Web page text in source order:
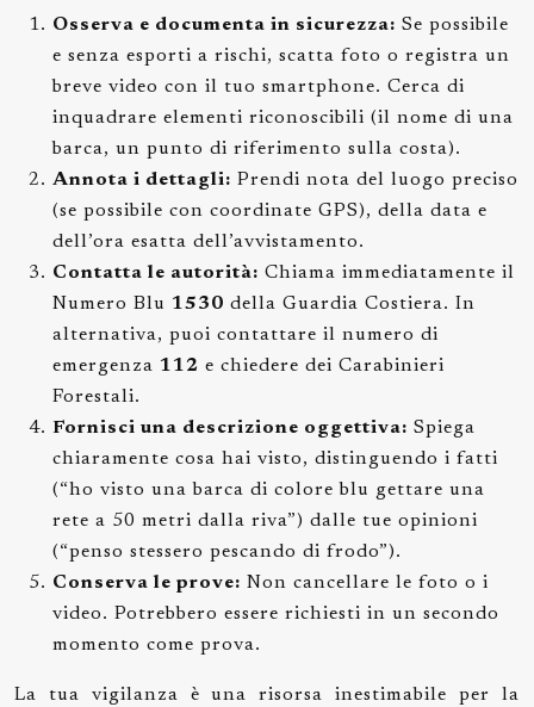
Osserva e documenta in sicurezza: Se possibile
e senza esporti a rischi, scatta foto o registra un
breve video con il tuo smartphone. Cerca di
inquadrare elementi riconoscibili (il nome di una
barca, un punto di riferimento sulla costa).
Annota i dettagli: Prendi nota del luogo preciso
(se possibile con coordinate GPS), della data e
dell’ora esatta dell’avvistamento.
Contatta le autorità: Chiama immediatamente il
Numero Blu 1530 della Guardia Costiera. In
alternativa, puoi contattare il numero di
emergenza 112 e chiedere dei Carabinieri
Forestali.
Fornisci una descrizione oggettiva: Spiega
chiaramente cosa hai visto, distinguendo i fatti
(“ho visto una barca di colore blu gettare una
rete a 50 metri dalla riva”) dalle tue opinioni
(“penso stessero pescando di frodo”).
Conserva le prove: Non cancellare le foto o i
video. Potrebbero essere richiesti in un secondo
momento come prova.
La tua vigilanza è una risorsa inestimabile per la